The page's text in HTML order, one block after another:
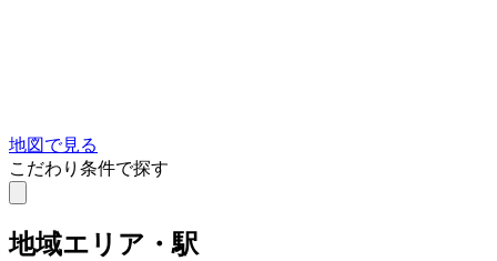
地図で見る
こだわり条件で探す
地域エリア・駅